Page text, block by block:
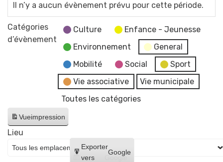
Il n’y a aucun évènement prévu pour cette période.
Catégories
d’évènement
Culture
Enfance - Jeunesse
Environnement
General
Mobilité
Social
Sport
Vie associative
Vie municipale
Toutes les catégories
Vueimpression
Créer
un
Google
Exporter
vers
Google
Lieu